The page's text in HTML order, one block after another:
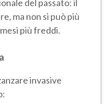
del passato: il
ma non si può più
più freddi.
invasive